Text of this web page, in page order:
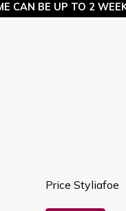
CAN BE UP TO 2
Price Styliafoe